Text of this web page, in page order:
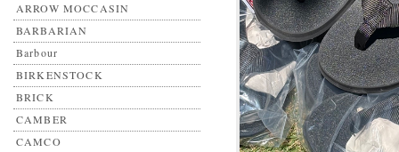
ARROW MOCCASIN
BARBARIAN
Barbour
BIRKENSTOCK
BRICK
CAMBER
CAMCO